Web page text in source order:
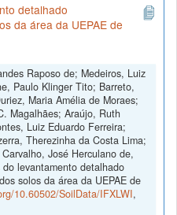
detalhado
da área da UEPAE de
Raposo de; Medeiros, Luiz
Paulo Klinger Tito; Barreto,
Maria Amélia de Moraes;
Magalhães; Araújo, Ruth
Luiz Eduardo Ferreira;
Therezinha da Costa Lima;
José Herculano de,
levantamento detalhado
solos da área da UEPAE de
10.60502/SoilData/IFXLWI,